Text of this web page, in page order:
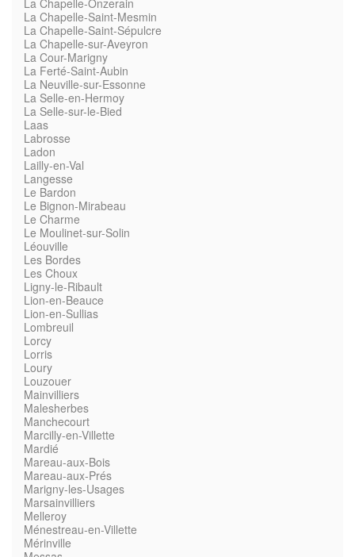
La Chapelle-Onzerain
La Chapelle-Saint-Mesmin
La Chapelle-Saint-Sépulcre
La Chapelle-sur-Aveyron
La Cour-Marigny
La Ferté-Saint-Aubin
La Neuville-sur-Essonne
La Selle-en-Hermoy
La Selle-sur-le-Bied
Laas
Labrosse
Ladon
Lailly-en-Val
Langesse
Le Bardon
Le Bignon-Mirabeau
Le Charme
Le Moulinet-sur-Solin
Léouville
Les Bordes
Les Choux
Ligny-le-Ribault
Lion-en-Beauce
Lion-en-Sullias
Lombreuil
Lorcy
Lorris
Loury
Louzouer
Mainvilliers
Malesherbes
Manchecourt
Marcilly-en-Villette
Mardié
Mareau-aux-Bois
Mareau-aux-Prés
Marigny-les-Usages
Marsainvilliers
Melleroy
Ménestreau-en-Villette
Mérinville